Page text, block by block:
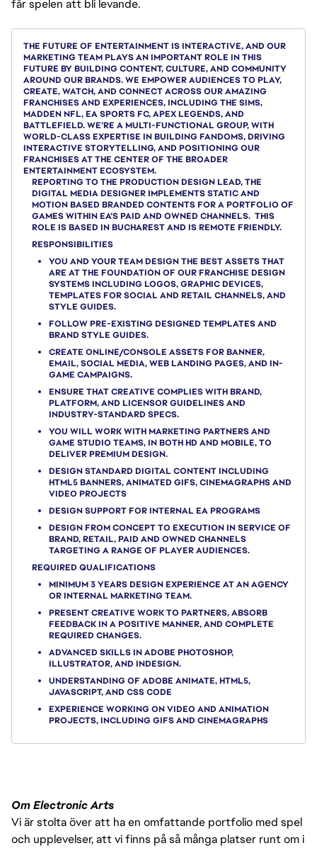
får spelen att bli levande.
THE FUTURE OF ENTERTAINMENT IS INTERACTIVE, AND OUR
MARKETING TEAM PLAYS AN IMPORTANT ROLE IN THIS
FUTURE BY BUILDING CONTENT, CULTURE, AND COMMUNITY
AROUND OUR BRANDS. WE EMPOWER AUDIENCES TO PLAY,
CREATE, WATCH, AND CONNECT ACROSS OUR AMAZING
FRANCHISES AND EXPERIENCES, INCLUDING THE SIMS,
MADDEN NFL, EA SPORTS FC, APEX LEGENDS, AND
BATTLEFIELD. WE’RE A MULTI-FUNCTIONAL GROUP, WITH
WORLD-CLASS EXPERTISE IN BUILDING FANDOMS, DRIVING
INTERACTIVE STORYTELLING, AND POSITIONING OUR
FRANCHISES AT THE CENTER OF THE BROADER
ENTERTAINMENT ECOSYSTEM.
REPORTING TO THE PRODUCTION DESIGN LEAD, THE
DIGITAL MEDIA DESIGNER IMPLEMENTS STATIC AND
MOTION BASED BRANDED CONTENTS FOR A PORTFOLIO OF
GAMES WITHIN EA’S PAID AND OWNED CHANNELS. THIS
ROLE IS BASED IN BUCHAREST AND IS REMOTE FRIENDLY.
RESPONSIBILITIES
YOU AND YOUR TEAM DESIGN THE BEST ASSETS THAT
ARE AT THE FOUNDATION OF OUR FRANCHISE DESIGN
SYSTEMS INCLUDING LOGOS, GRAPHIC DEVICES,
TEMPLATES FOR SOCIAL AND RETAIL CHANNELS, AND
STYLE GUIDES.
FOLLOW PRE-EXISTING DESIGNED TEMPLATES AND
BRAND STYLE GUIDES.
CREATE ONLINE/CONSOLE ASSETS FOR BANNER,
EMAIL, SOCIAL MEDIA, WEB LANDING PAGES, AND IN-
GAME CAMPAIGNS.
ENSURE THAT CREATIVE COMPLIES WITH BRAND,
PLATFORM, AND LICENSOR GUIDELINES AND
INDUSTRY-STANDARD SPECS.
YOU WILL WORK WITH MARKETING PARTNERS AND
GAME STUDIO TEAMS, IN BOTH HD AND MOBILE, TO
DELIVER PREMIUM DESIGN.
DESIGN STANDARD DIGITAL CONTENT INCLUDING
HTML5 BANNERS, ANIMATED GIFS, CINEMAGRAPHS AND
VIDEO PROJECTS
DESIGN SUPPORT FOR INTERNAL EA PROGRAMS
DESIGN FROM CONCEPT TO EXECUTION IN SERVICE OF
BRAND, RETAIL, PAID AND OWNED CHANNELS
TARGETING A RANGE OF PLAYER AUDIENCES.
REQUIRED QUALIFICATIONS
MINIMUM 3 YEARS DESIGN EXPERIENCE AT AN AGENCY
OR INTERNAL MARKETING TEAM.
PRESENT CREATIVE WORK TO PARTNERS, ABSORB
FEEDBACK IN A POSITIVE MANNER, AND COMPLETE
REQUIRED CHANGES.
ADVANCED SKILLS IN ADOBE PHOTOSHOP,
ILLUSTRATOR, AND INDESIGN.
UNDERSTANDING OF ADOBE ANIMATE, HTML5,
JAVASCRIPT, AND CSS CODE
EXPERIENCE WORKING ON VIDEO AND ANIMATION
PROJECTS, INCLUDING GIFS AND CINEMAGRAPHS
Om Electronic Arts
Vi är stolta över att ha en omfattande portfolio med spel
och upplevelser, att vi finns på så många platser runt om i